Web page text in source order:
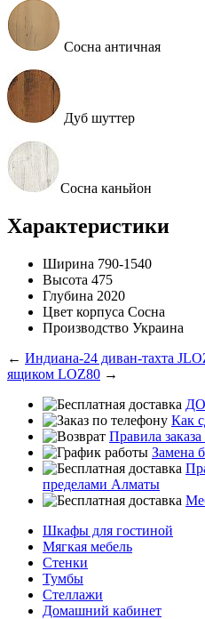
Сосна античная
Дуб шуттер
Сосна каньйон
Характеристики
Ширина 790-1540
Высота 475
Глубина 2020
Цвет корпуса Сосна
Производство Украина
← Индиана-24 диван-тахта
ящиком LOZ80 →
Как
Правила
Замена
пределами Алматы
Шкафы для гостиной
Мягкая мебель
Стенки
Тумбы
Стеллажи
Домашний кабинет